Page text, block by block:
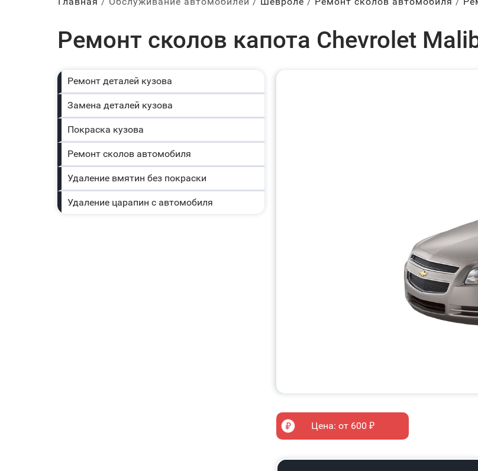
Ремонт сколов капота Chevrolet
Цена: от 600 ₽
Ремонт деталей кузова
Замена деталей кузова
Покраска кузова
Ремонт сколов автомобиля
Удаление вмятин без покраски
Удаление царапин с автомобиля